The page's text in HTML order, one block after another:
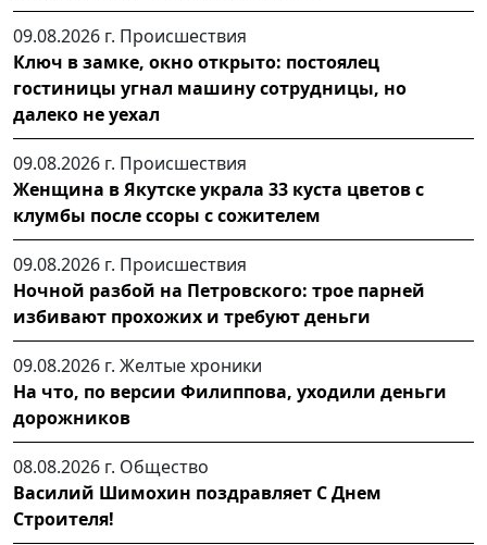
09.08.2026 г. Происшествия
Ключ в замке, окно открыто: постоялец
гостиницы угнал машину сотрудницы, но
далеко не уехал
09.08.2026 г. Происшествия
Женщина в Якутске украла 33 куста цветов с
клумбы после ссоры с сожителем
09.08.2026 г. Происшествия
Ночной разбой на Петровского: трое парней
избивают прохожих и требуют деньги
09.08.2026 г. Желтые хроники
На что, по версии Филиппова, уходили деньги
дорожников
08.08.2026 г. Общество
Василий Шимохин поздравляет С Днем
Строителя!